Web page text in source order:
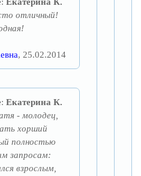
отличный!
, 25.02.2014
Екатерина К.
- молодец,
хорший
полностью
запросам:
взрослым,